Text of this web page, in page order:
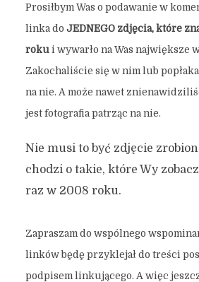
Prosiłbym Was o podawanie w
linka do JEDNEGO zdjęcia, które
rokui wywarło na Was największe
Zakochaliście się w nim lub
na nie. A może nawet
jest fotografia patrząc na nie.
Nie musi to być zdjęcie
chodzi o takie, które Wy
raz w 2008 roku.
Zapraszam do wspólnego
linków będę przyklejał do treści
podpisem linkującego. A więc